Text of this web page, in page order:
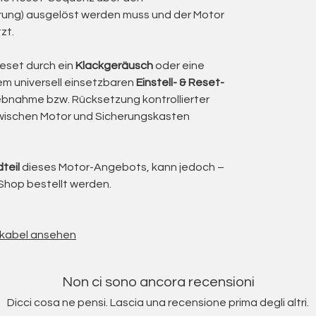
Handwerksbetrieb geprüft, gereinigt
(GPSR) bewertet.
Last
Endabschaltung
Kupplung
sodass der Motor technisch geprüft
entfällt die klassische mechanische
ausgelöst werden muss und der Motor
durch ein Klackgeräuschoder eine
universell einsetzbaren Einstell- & Reset-
bzw. Rücksetzung kontrollierter
Motor und Sicherungskasten
dieses Motor-Angebots, kann jedoch –
bestellt werden.
ansehen
Non ci sono ancora recensioni
Dicci cosa ne pensi. Lascia una recensione prima degli altri.